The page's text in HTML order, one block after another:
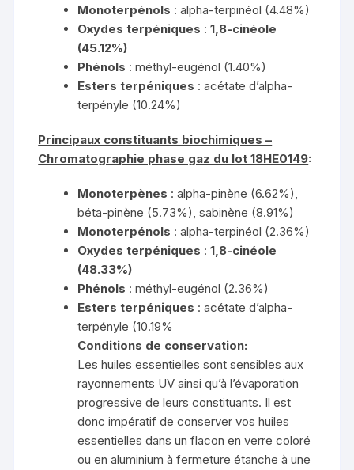
Monoterpénols : alpha-terpinéol (4.48%)
Oxydes terpéniques :1,8-cinéole
(45.12%)
Phénols : méthyl-eugénol (1.40%)
Esters terpéniques : acétate d’alpha-
terpényle (10.24%)
Principaux constituants biochimiques –
Chromatographie phase gaz du lot 18HE0149:
Monoterpènes : alpha-pinène (6.62%),
béta-pinène (5.73%), sabinène (8.91%)
Monoterpénols : alpha-terpinéol (2.36%)
Oxydes terpéniques :1,8-cinéole
(48.33%)
Phénols : méthyl-eugénol (2.36%)
Esters terpéniques : acétate d’alpha-
terpényle (10.19%
Conditions de conservation:
Les huiles essentielles sont sensibles aux
rayonnements UV ainsi qu’à l’évaporation
progressive de leurs constituants. Il est
donc impératif de conserver vos huiles
essentielles dans un flacon en verre coloré
ou en aluminium à fermeture étanche à une